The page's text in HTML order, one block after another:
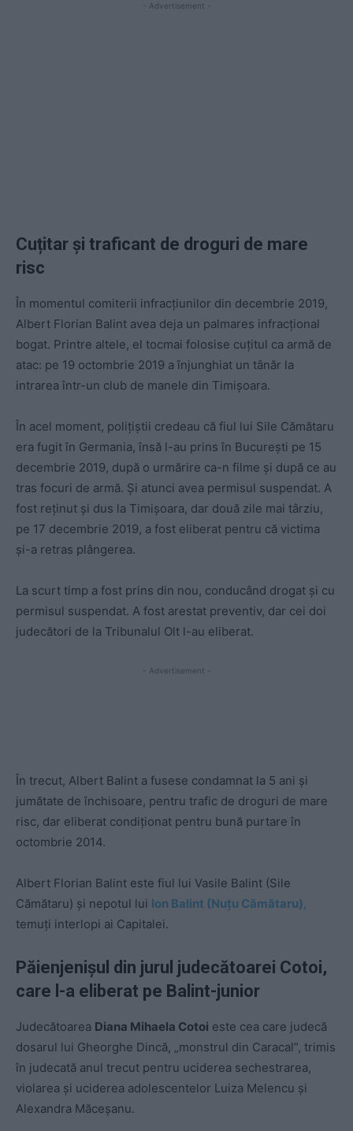
- Advertisement -
Cuțitar și traficant de droguri de mare
risc
În momentul comiterii infracțiunilor din decembrie 2019,
Albert Florian Balint avea deja un palmares infracțional
bogat. Printre altele, el tocmai folosise cuțitul ca armă de
atac: pe 19 octombrie 2019 a înjunghiat un tânăr la
intrarea într-un club de manele din Timişoara.
În acel moment, poliţiştii credeau că fiul lui Sile Cămătaru
era fugit în Germania, însă l-au prins în Bucureşti pe 15
decembrie 2019, după o urmărire ca-n filme şi după ce au
tras focuri de armă. Şi atunci avea permisul suspendat. A
fost reţinut şi dus la Timişoara, dar două zile mai târziu,
pe 17 decembrie 2019, a fost eliberat pentru că victima
şi-a retras plângerea.
La scurt timp a fost prins din nou, conducând drogat și cu
permisul suspendat. A fost arestat preventiv, dar cei doi
judecători de la Tribunalul Olt l-au eliberat.
- Advertisement -
În trecut, Albert Balint a fusese condamnat la 5 ani şi
jumătate de închisoare, pentru trafic de droguri de mare
risc, dar eliberat condiţionat pentru bună purtare în
octombrie 2014.
Albert Florian Balint este fiul lui Vasile Balint (Sile
Cămătaru) și nepotul lui Ion Balint (Nuțu Cămătaru),
temuți interlopi ai Capitalei.
Păienjenișul din jurul judecătoarei Cotoi,
care l-a eliberat pe Balint-junior
Judecătoarea Diana Mihaela Cotoi este cea care judecă
dosarul lui Gheorghe Dincă, „monstrul din Caracal”, trimis
în judecată anul trecut pentru uciderea sechestrarea,
violarea și uciderea adolescentelor Luiza Melencu şi
Alexandra Măceșanu.